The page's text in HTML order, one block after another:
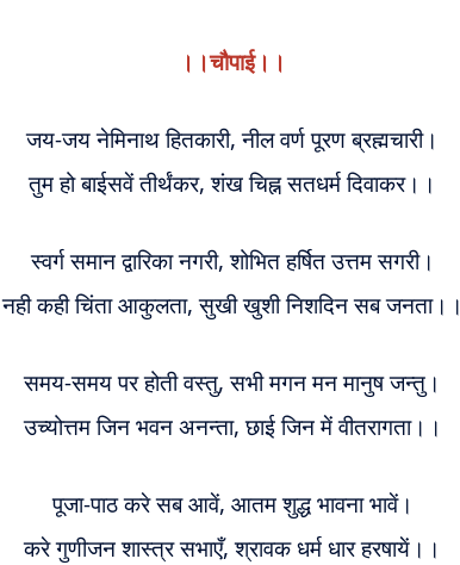
।।चौपाई।।
जय-जय नेमिनाथ हितकारी,नील वर्ण पूरण ब्रह्मचारी।
तुम हो बाईसवें तीर्थंकर,शंख चिह्न सतधर्म दिवाकर।।
स्वर्ग समान द्वारिका नगरी,शोभित हर्षित उत्तम सगरी।
नही कही चिंता आकुलता,सुखी खुशी निशदिन सब जनता।।
समय-समय पर होती वस्तु,सभी मगन मन मानुष जन्तु।
उच्योत्तम जिन भवन अनन्ता,छाई जिन में वीतरागता।।
पूजा-पाठ करे सब आवें, आतम शुद्ध भावना भावें।
करे गुणीजन शास्त्र सभाएँ,श्रावक धर्म धार हरषायें।।